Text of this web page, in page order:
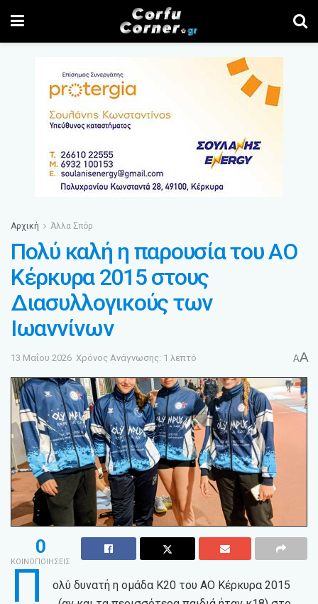
Αρχική Άλλα Σπόρ
Πολύ καλή η παρουσία του ΑΟ
Κέρκυρα 2015 στους
Διασυλλογικούς των
Ιωαννίνων
13 Μαΐου 2026 Χρόνος Ανάγνωσης: 1 λεπτό AA
0
ΚΟΙΝΟΠΟΙΗΣΕΙΣ
Π
ολύ δυνατή η ομάδα Κ20 του ΑΟ Κέρκυρα 2015